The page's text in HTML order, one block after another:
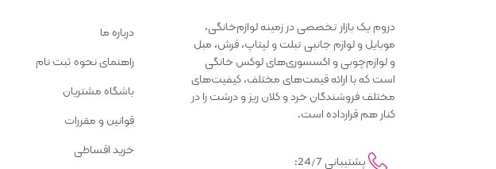
دروم یک بازار تخصصی در زمینه لوازم‌خانگی،
موبایل و لوازم جانبی تبلت و لپتاپ، فرش، مبل
و لوازم‌چوبی و اکسسوری‌های لوکس خانگی
است که با ارائه قیمت‌های مختلف، کیفیت‌های
مختلف فروشندگان خرد و کلان ریز و درشت را در
کنار هم قرارداده است.
پشتیبانی 24/7:
درباره ما
راهنمای نحوه ثبت نام
باشگاه مشتریان
قوانین و مقررات
خرید اقساطی